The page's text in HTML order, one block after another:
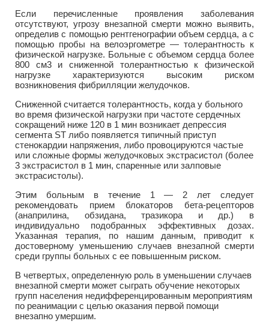
Если перечисленные проявления заболевания
отсутствуют, угрозу внезапной смерти можно выявить,
определив с помощью рентгенографии объем сердца, а с
помощью пробы на велоэргометре — толерантность к
физической нагрузке. Больные с объемом сердца более
800 см3 и сниженной толерантностью к физической
нагрузке характеризуются высоким риском
возникновения фибрилляции желудочков.
Сниженной считается толерантность, когда у больного
во время физической нагрузки при частоте сердечных
сокращений ниже 120 в 1 мин возникает депрессия
сегмента ST либо появляется типичный приступ
стенокардии напряжения, либо провоцируются частые
или сложные формы желудочковых экстрасистол (более
3 экстрасистол в 1 мин, спаренные или залповые
экстрасистолы).
Этим больным в течение 1 — 2 лет следует
рекомендовать прием блокаторов бета-рецепторов
(анаприлина, обзидана, тразикора и др.) в
индивидуально подобранных эффективных дозах.
Указанная терапия, по нашим данным, приводит к
достоверному уменьшению случаев внезапной смерти
среди группы больных с ее повышенным риском.
В четвертых, определенную роль в уменьшении случаев
внезапной смерти может сыграть обучение некоторых
групп населения недифференцированным мероприятиям
по реанимации с целью оказания первой помощи
внезапно умершим.